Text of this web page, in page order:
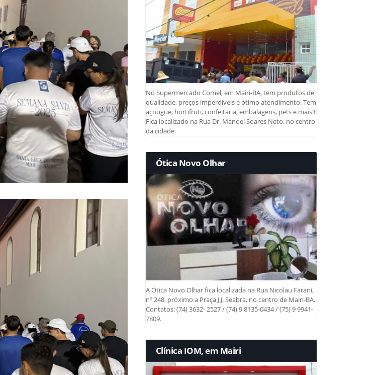
No Supermercado Comel, em Mairi-BA, tem produtos de
qualidade, preços imperdíveis e ótimo atendimento. Tem
açougue, hortifruti, confeitaria, embalagens, pets e mais!!!
Fica localizado na Rua Dr. Manoel Soares Neto, no centro
da cidade.
Ótica Novo Olhar
A Ótica Novo Olhar fica localizada na Rua Nicolau Farani,
nº 248, próximo a Praça J.J. Seabra, no centro de Mairi-BA.
Contatos: (74) 3632- 2527 / (74) 9 8135-0434 / (75) 9 9941-
7809.
Clínica IOM, em Mairi